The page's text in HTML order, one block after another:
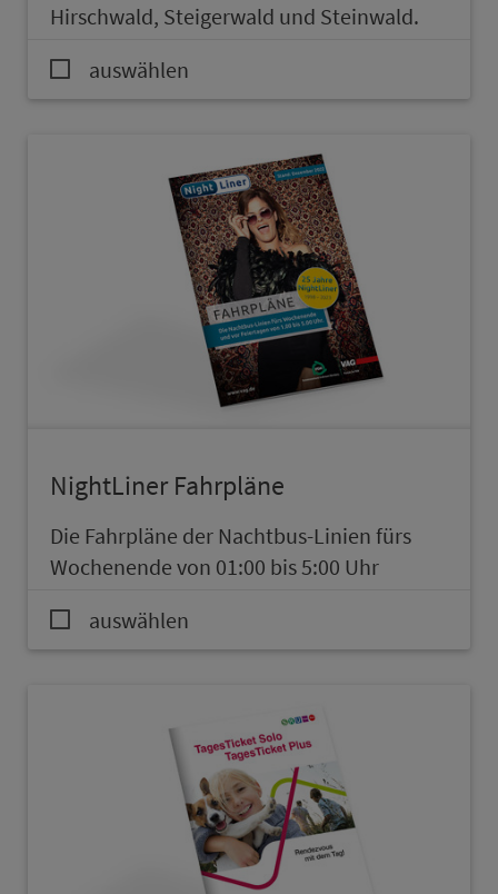
Hirschwald, Steiger­wald und Steinwald.
auswählen
NightLiner Fahrpläne
Die Fahrpläne der Nacht­bus-Linien fürs
Wo­chen­en­de von 01:00 bis 5:00 Uhr
auswählen